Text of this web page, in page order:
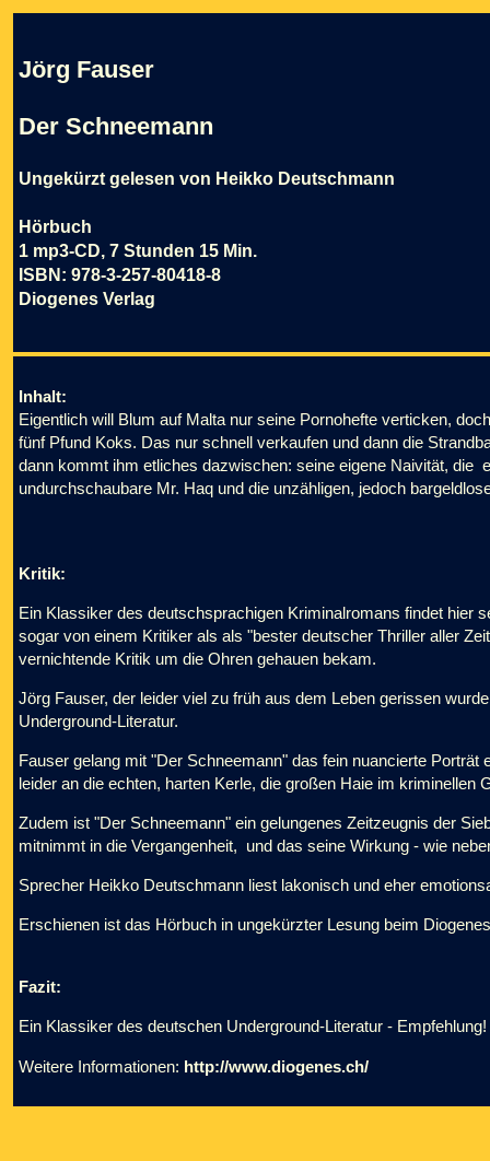
Jörg Fauser
Der Schneemann
Ungekürzt gelesen von Heikko Deutschmann
Hörbuch
1 mp3-CD, 7 Stunden 15 Min.
ISBN: 978-3-257-80418-8
Diogenes Verlag
Inhalt:
Eigentlich will Blum auf Malta nur seine Pornohefte verticken,
fünf Pfund Koks. Das nur schnell verkaufen und dann die
dann kommt ihm etliches dazwischen: seine eigene Naivität, die
undurchschaubare Mr. Haq und die unzähligen, jedoch
Kritik:
Ein Klassiker des deutschsprachigen Kriminalromans findet hier
sogar von einem Kritiker als als "bester deutscher Thriller aller
vernichtende Kritik um die Ohren gehauen bekam.
Jörg Fauser, der leider viel zu früh aus dem Leben gerissen
Underground-Literatur.
Fauser gelang mit "Der Schneemann" das fein nuancierte
leider an die echten, harten Kerle, die großen Haie im kriminellen
Zudem ist "Der Schneemann" ein gelungenes Zeitzeugnis der
mitnimmt in die Vergangenheit, und das seine Wirkung - wie
Sprecher Heikko Deutschmann liest lakonisch und eher
Erschienen ist das Hörbuch in ungekürzter Lesung beim
Fazit:
Ein Klassiker des deutschen Underground-Literatur - Empfehlung!
Weitere Informationen: http://www.diogenes.ch/